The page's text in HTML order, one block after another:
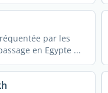
par les
en Egypte ...